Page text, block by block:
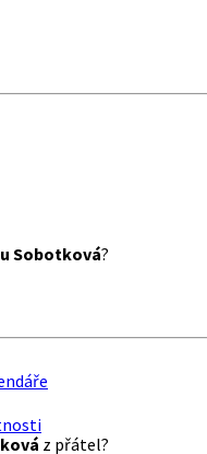
Sobotková?
z přátel?